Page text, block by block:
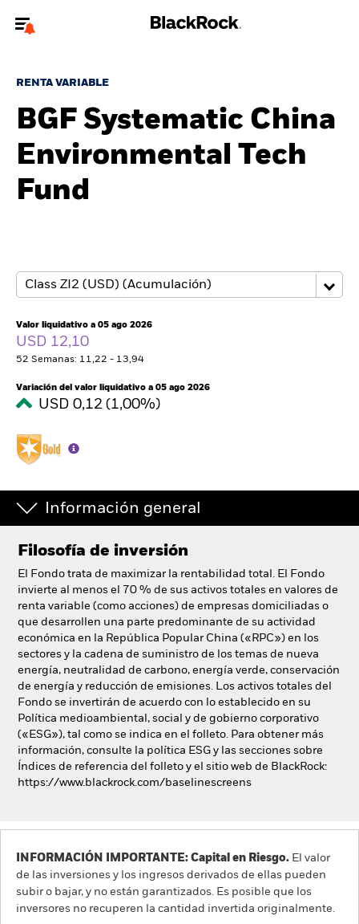
particulares.
relevante, por favor, actualizatu tipo de usuario.
Quiénes somos
Productos
Educación
Particulares
Change location
iShares
Aladdin
Nuestra compañía
RENTA VARIABLE
BGF Systematic China
Environmental Tech
Fund
Valor liquidativo a 05 ago 2026
USD 12,10
52 Semanas: 11,22 - 13,94
Variación del valor liquidativo a 05 ago 2026
USD 0,12 (1,00%)
Información general
Filosofía de inversión
El Fondo trata de maximizar la rentabilidad total. El Fondo
invierte al menos el 70 % de sus activos totales en valores de
renta variable (como acciones) de empresas domiciliadas o
que desarrollen una parte predominante de su actividad
económica en la República Popular China («RPC») en los
sectores y la cadena de suministro de los temas de nueva
energía, neutralidad de carbono, energía verde, conservación
de energía y reducción de emisiones. Los activos totales del
Fondo se invertirán de acuerdo con lo establecido en su
Política medioambiental, social y de gobierno corporativo
(«ESG»), tal como se indica en el folleto. Para obtener más
información, consulte la política ESG y las secciones sobre
Índices de referencia del folleto y el sitio web de BlackRock:
https://www.blackrock.com/baselinescreens
INFORMACIÓN IMPORTANTE: Capital en Riesgo. El valor
de las inversiones y los ingresos derivados de ellas pueden
subir o bajar, y no están garantizados. Es posible que los
inversores no recuperen la cantidad invertida originalmente.